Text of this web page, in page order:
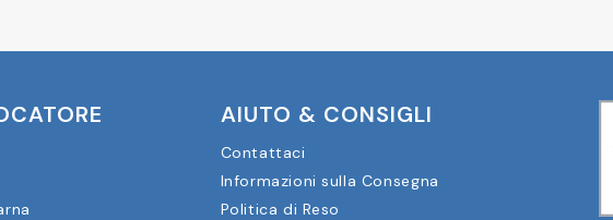
AIUTO & CONSIGLI
Contattaci
Informazioni sulla Consegna
Politica di Reso